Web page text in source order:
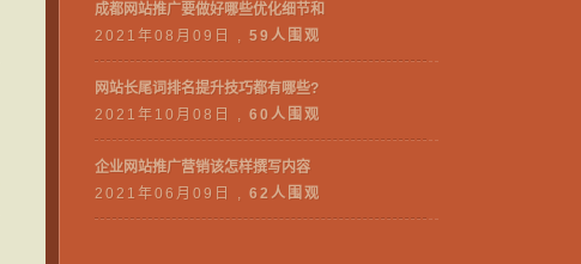
成都网站推广要做好哪些优化细节和
2021年08月09日 , 59人围观
网站长尾词排名提升技巧都有哪些?
2021年10月08日 , 60人围观
企业网站推广营销该怎样撰写内容
2021年06月09日 , 62人围观